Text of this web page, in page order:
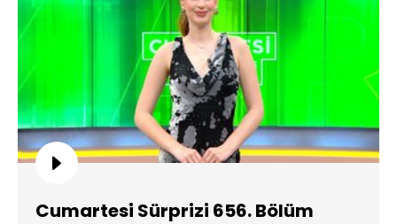
Cumartesi Sürprizi 656. Bölüm